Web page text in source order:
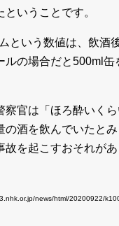
いうことです。
という数値は、飲酒
ルの場合だと500ml缶
察官は「ほろ酔いく
の酒を飲んでいたと
故を起こすおそれが
news/html/20200922/